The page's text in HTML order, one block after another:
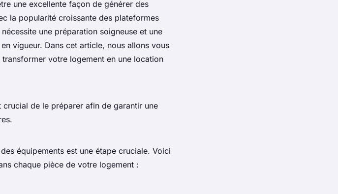
une excellente façon de générer des
la popularité croissante des plateformes
une préparation soigneuse et une
vigueur. Dans cet article, nous allons vous
votre logement en une location
de le préparer afin de garantir une
équipements est une étape cruciale. Voici
chaque pièce de votre logement :